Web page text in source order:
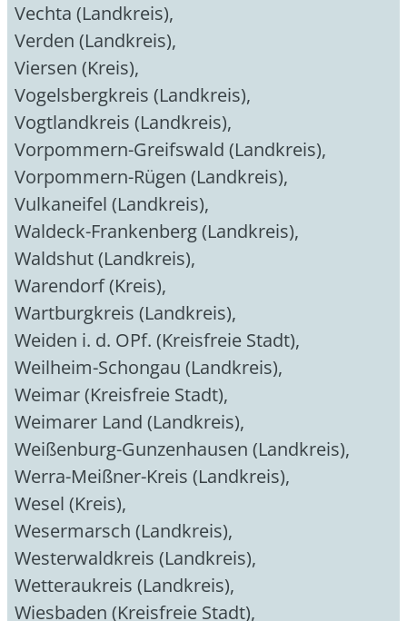
Vechta (Landkreis),
Verden (Landkreis),
Viersen (Kreis),
Vogelsbergkreis (Landkreis),
Vogtlandkreis (Landkreis),
Vorpommern-Greifswald (Landkreis),
Vorpommern-Rügen (Landkreis),
Vulkaneifel (Landkreis),
Waldeck-Frankenberg (Landkreis),
Waldshut (Landkreis),
Warendorf (Kreis),
Wartburgkreis (Landkreis),
Weiden i. d. OPf. (Kreisfreie Stadt),
Weilheim-Schongau (Landkreis),
Weimar (Kreisfreie Stadt),
Weimarer Land (Landkreis),
Weißenburg-Gunzenhausen (Landkreis),
Werra-Meißner-Kreis (Landkreis),
Wesel (Kreis),
Wesermarsch (Landkreis),
Westerwaldkreis (Landkreis),
Wetteraukreis (Landkreis),
Wiesbaden (Kreisfreie Stadt),